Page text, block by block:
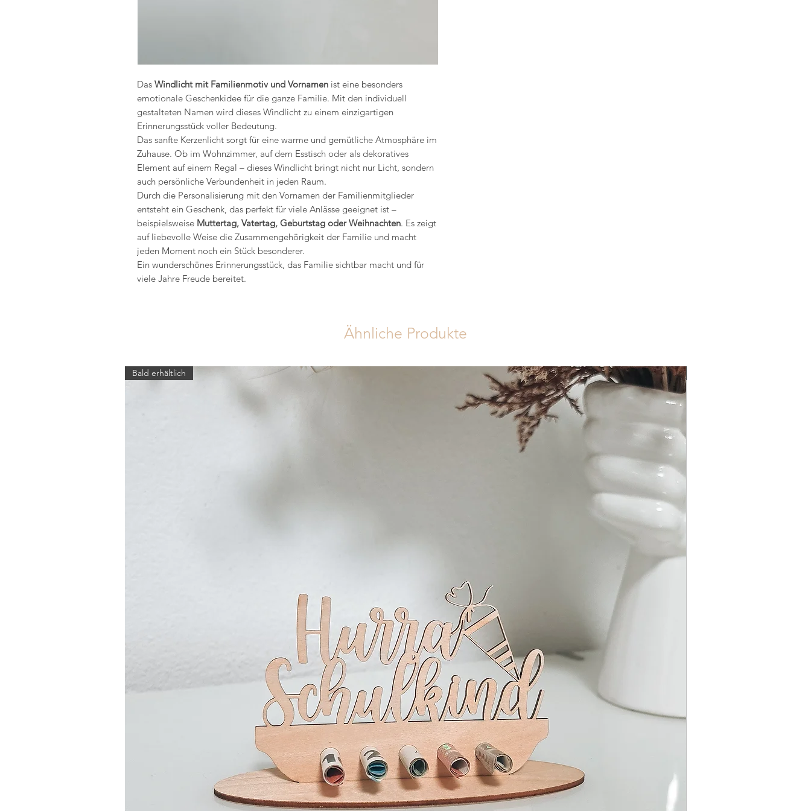
Das Windlicht mit Familienmotiv und Vornamen ist eine besonders
emotionale Geschenkidee für die ganze Familie. Mit den individuell
gestalteten Namen wird dieses Windlicht zu einem einzigartigen
Erinnerungsstück voller Bedeutung.
Das sanfte Kerzenlicht sorgt für eine warme und gemütliche Atmosphäre im
Zuhause. Ob im Wohnzimmer, auf dem Esstisch oder als dekoratives
Element auf einem Regal – dieses Windlicht bringt nicht nur Licht, sondern
auch persönliche Verbundenheit in jeden Raum.
Durch die Personalisierung mit den Vornamen der Familienmitglieder
entsteht ein Geschenk, das perfekt für viele Anlässe geeignet ist –
beispielsweise Muttertag, Vatertag, Geburtstag oder Weihnachten. Es zeigt
auf liebevolle Weise die Zusammengehörigkeit der Familie und macht
jeden Moment noch ein Stück besonderer.
Ein wunderschönes Erinnerungsstück, das Familie sichtbar macht und für
viele Jahre Freude bereitet.
Ähnliche Produkte
Bald erhältlich